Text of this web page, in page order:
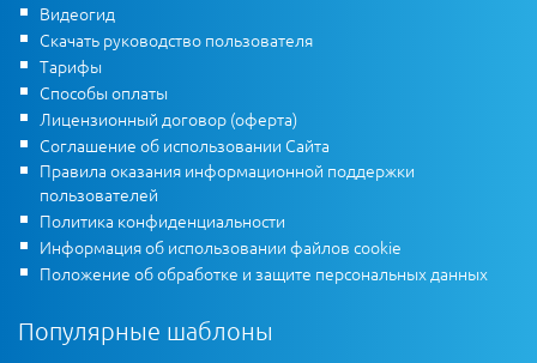
Видеогид
Скачать руководство пользователя
Тарифы
Способы оплаты
Лицензионный договор (оферта)
Соглашение об использовании Сайта
Правила оказания информационной поддержки
пользователей
Политика конфиденциальности
Информация об использовании файлов cookie
Положение об обработке и защите персональных данных
Популярные шаблоны